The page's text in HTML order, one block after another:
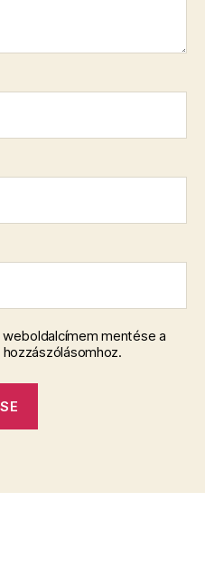
mentése a